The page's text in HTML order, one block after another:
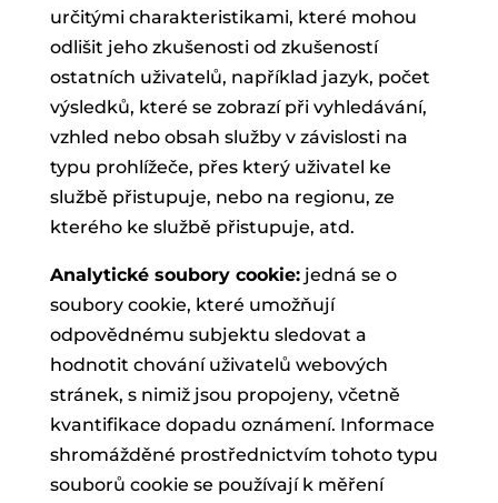
určitými charakteristikami, které mohou
odlišit jeho zkušenosti od zkušeností
ostatních uživatelů, například jazyk, počet
výsledků, které se zobrazí při vyhledávání,
vzhled nebo obsah služby v závislosti na
typu prohlížeče, přes který uživatel ke
službě přistupuje, nebo na regionu, ze
kterého ke službě přistupuje, atd.
Analytické soubory cookie:jedná se o
soubory cookie, které umožňují
odpovědnému subjektu sledovat a
hodnotit chování uživatelů webových
stránek, s nimiž jsou propojeny, včetně
kvantifikace dopadu oznámení. Informace
shromážděné prostřednictvím tohoto typu
souborů cookie se používají k měření